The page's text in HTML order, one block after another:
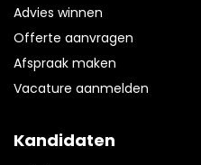
Advies winnen
Offerte aanvragen
Afspraak maken
Vacature aanmelden
Kandidaten